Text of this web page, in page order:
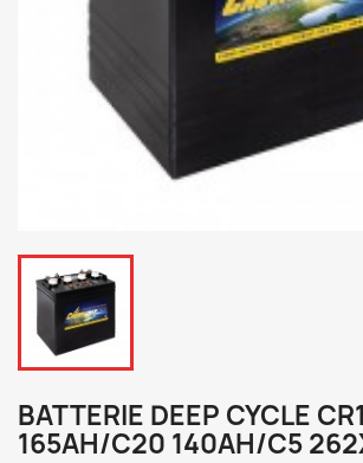
BATTERIE DEEP CYCLE
165AH/C20 140AH/C5